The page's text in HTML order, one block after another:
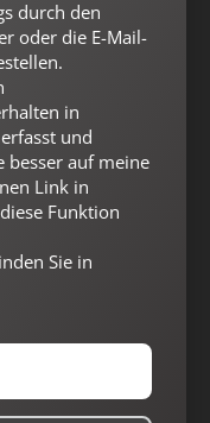
durch den
oder die E-Mail-
in
und
besser auf meine
Link in
Funktion
Sie in